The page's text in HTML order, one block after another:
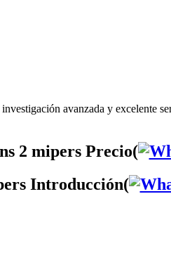
avanzada y excelente
2 mipers Precio(
Introducción(